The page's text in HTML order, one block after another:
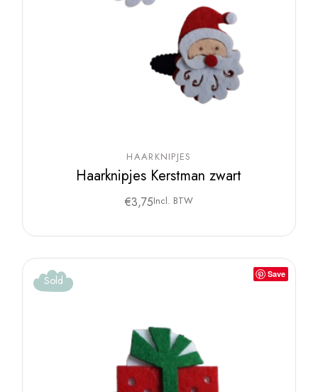
HAARKNIPJES
Haarknipjes Kerstman zwart
€3,75Incl. BTW
Save
Sold